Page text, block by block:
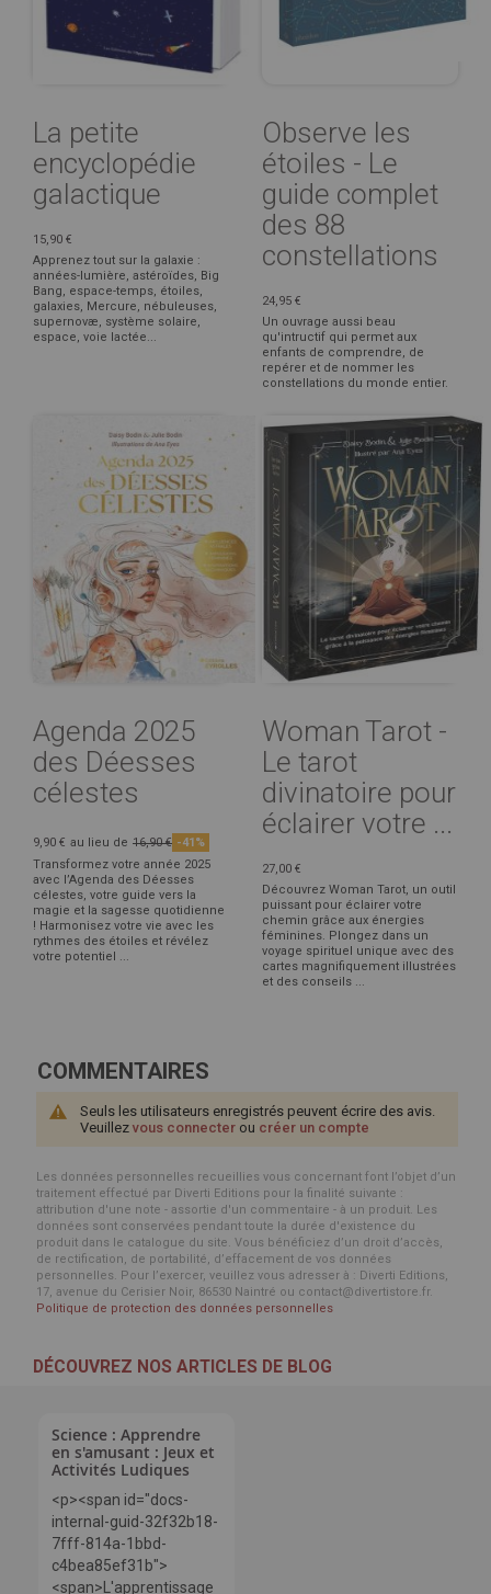
La petite
encyclopédie
galactique
15,90 €
Apprenez tout sur la galaxie :
années-lumière, astéroïdes, Big
Bang, espace-temps, étoiles,
galaxies, Mercure, nébuleuses,
supernovæ, système solaire,
espace, voie lactée...
Observe les
étoiles - Le
guide complet
des 88
constellations
24,95 €
Un ouvrage aussi beau
qu'intructif qui permet aux
enfants de comprendre, de
repérer et de nommer les
constellations du monde entier.
Agenda 2025
des Déesses
célestes
9,90 € au lieu de 16,90 € -41%
Transformez votre année 2025
avec l’Agenda des Déesses
célestes, votre guide vers la
magie et la sagesse quotidienne
! Harmonisez votre vie avec les
rythmes des étoiles et révélez
votre potentiel ...
Woman Tarot -
Le tarot
divinatoire pour
éclairer votre ...
27,00 €
Découvrez Woman Tarot, un outil
puissant pour éclairer votre
chemin grâce aux énergies
féminines. Plongez dans un
voyage spirituel unique avec des
cartes magnifiquement illustrées
et des conseils ...
COMMENTAIRES
Seuls les utilisateurs enregistrés peuvent écrire des avis.
Veuillez vous connecter ou créer un compte
Les données personnelles recueillies vous concernant font l’objet d’un
traitement effectué par Diverti Editions pour la finalité suivante :
attribution d'une note - assortie d'un commentaire - à un produit. Les
données sont conservées pendant toute la durée d'existence du
produit dans le catalogue du site. Vous bénéficiez d’un droit d’accès,
de rectification, de portabilité, d’effacement de vos données
personnelles. Pour l’exercer, veuillez vous adresser à : Diverti Editions,
17, avenue du Cerisier Noir, 86530 Naintré ou contact@divertistore.fr.
Politique de protection des données personnelles
DÉCOUVREZ NOS ARTICLES DE BLOG
Science : Apprendre
en s'amusant : Jeux et
Activités Ludiques
<p><span id="docs-
internal-guid-32f32b18-
7fff-814a-1bbd-
c4bea85ef31b">
<span>L'apprentissage